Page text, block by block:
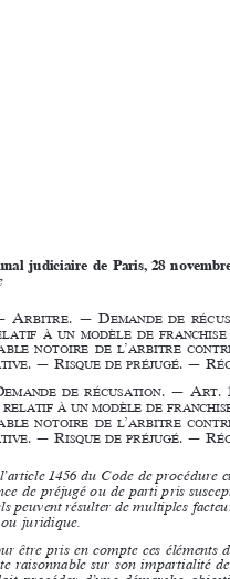
      
      
     
      
     
      
     
      

[2024/68]
Rbit Rage. —   aRbit Re. —   demande de Récusation
l
dé Favo  Rable
notoi Re de ’ aRbit Recont   Re
le
PaRtici  Pative. — Risque de PR éjugé. — R
aRbit Re. —   demande de Récusation. —   a .
—  l
Relati
PaRtici  Pative. — Risque de PR éjugé. — R
En vertu de l’article 1456 du Code de procédure civile,
suppose l’absence de préjugé ou de parti pris susceptible
l’arbitre, lesquels peuvent résulter de multiples facteurs tels
social, culturel ou juridique.
parties, un doute raisonnable sur son impartialité de telle
de  ce  défaut  doit  procéder  d’une  démarche  objective
potentiel  défaut  d’impartialité.
En l’espèce le litige concerne les contestations liées à
d’approvisionnement  passé  entre  les  parties  litigantes
mesure  de  sauvegarde  de  l’entreprise  défenderesse,  qui
franchisée un supermarché dans le cadre de la franchise
groupe  Carrefour  a  habituellement  recours.
La société demanderesse conteste la désignation de
défenderesse en faisant valoir son manque de garantie